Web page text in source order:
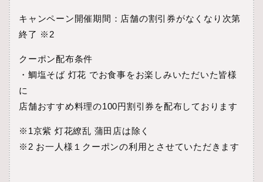
キャンペーン開催期間：店舗の割引券がなくなり次第
終了 ※2
クーポン配布条件
・鯛塩そば 灯花 でお食事をお楽しみいただいた皆様
に
店舗おすすめ料理の100円割引券を配布しております
※1京紫 灯花繚乱 蒲田店は除く
※2 お一人様１クーポンの利用とさせていただきます